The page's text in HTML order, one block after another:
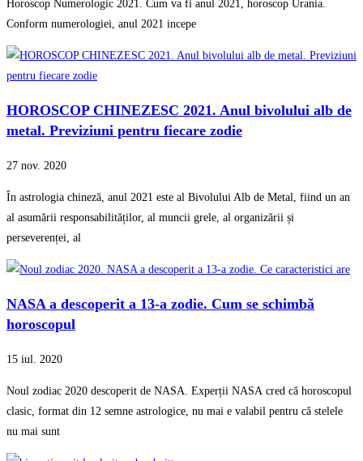
Horoscop Numerologic 2021. Cum va fi anul 2021, horoscop Urania.
Conform numerologiei, anul 2021 incepe
HOROSCOP CHINEZESC 2021. Anul bivolului alb de
metal. Previziuni pentru fiecare zodie
27 nov. 2020
În astrologia chineză, anul 2021 este al Bivolului Alb de Metal, fiind un an
al asumării responsabilităților, al muncii grele, al organizării și
perseverenței, al
NASA a descoperit a 13-a zodie. Cum se schimbă
horoscopul
15 iul. 2020
Noul zodiac 2020 descoperit de NASA. Experții NASA cred că horoscopul
clasic, format din 12 semne astrologice, nu mai e valabil pentru că stelele
nu mai sunt